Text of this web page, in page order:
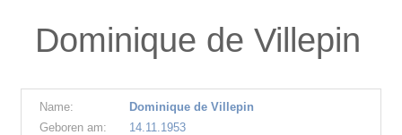
Dominique de Villepin
Name:
Dominique de Villepin
Geboren am:
14.11.1953